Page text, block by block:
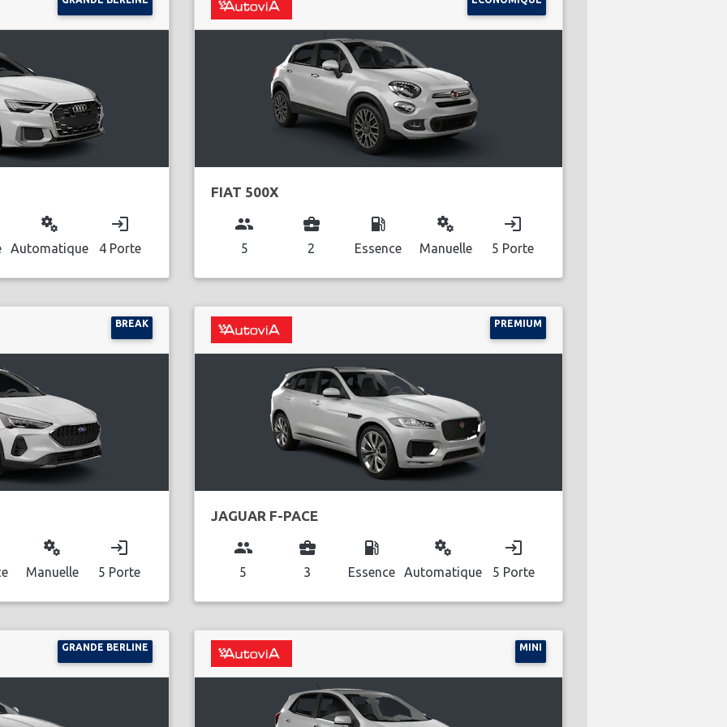
miscellaneous_services
Automatique
login
4 Porte
FIAT 500X
group
5
business_center
2
local_gas_station
Essence
miscellaneous_services
Manuelle
login
5 Porte
BREAK
miscellaneous_services
Manuelle
login
5 Porte
PREMIUM
JAGUAR F-PACE
group
5
business_center
3
local_gas_station
Essence
miscellaneous_services
Automatique
login
5 Porte
GRANDE BERLINE MINI